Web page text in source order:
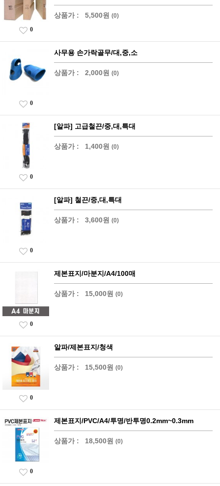
상품가 : 5,500원 (0)
0
사무용 손가락골무/대,중,소
상품가 : 2,000원 (0)
0
[알파] 고급철끈/중,대,특대
상품가 : 1,400원 (0)
0
[알파] 철끈/중,대,특대
상품가 : 3,600원 (0)
0
제본표지/마분지/A4/100매
상품가 : 15,000원 (0)
0
알파/제본표지/청색
상품가 : 15,500원 (0)
0
제본표지/PVC/A4/투명/반투명0.2mm~0.3mm
상품가 : 18,500원 (0)
0